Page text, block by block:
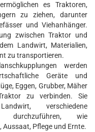
es Traktoren,
zu ziehen, darunter
und Viehanhänger.
zwischen Traktor und
Landwirt, Materialien,
zu transportieren.
werden
Geräte und
Eggen, Grubber, Mäher
zu verbinden. Sie
verschiedene
durchzuführen, wie
Aussaat, Pflege und Ernte.